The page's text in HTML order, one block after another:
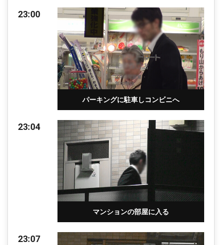
23:00
パーキングに駐車しコンビニへ
23:04
マンションの部屋に入る
23:07